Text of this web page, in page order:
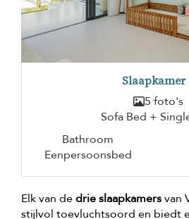
Slaapkamer
5 foto's
Sofa Bed +
Bathroom
Eenpersoonsbed
Elk van dedrie slaapkamersvan
stijlvol toevluchtsoord en biedt